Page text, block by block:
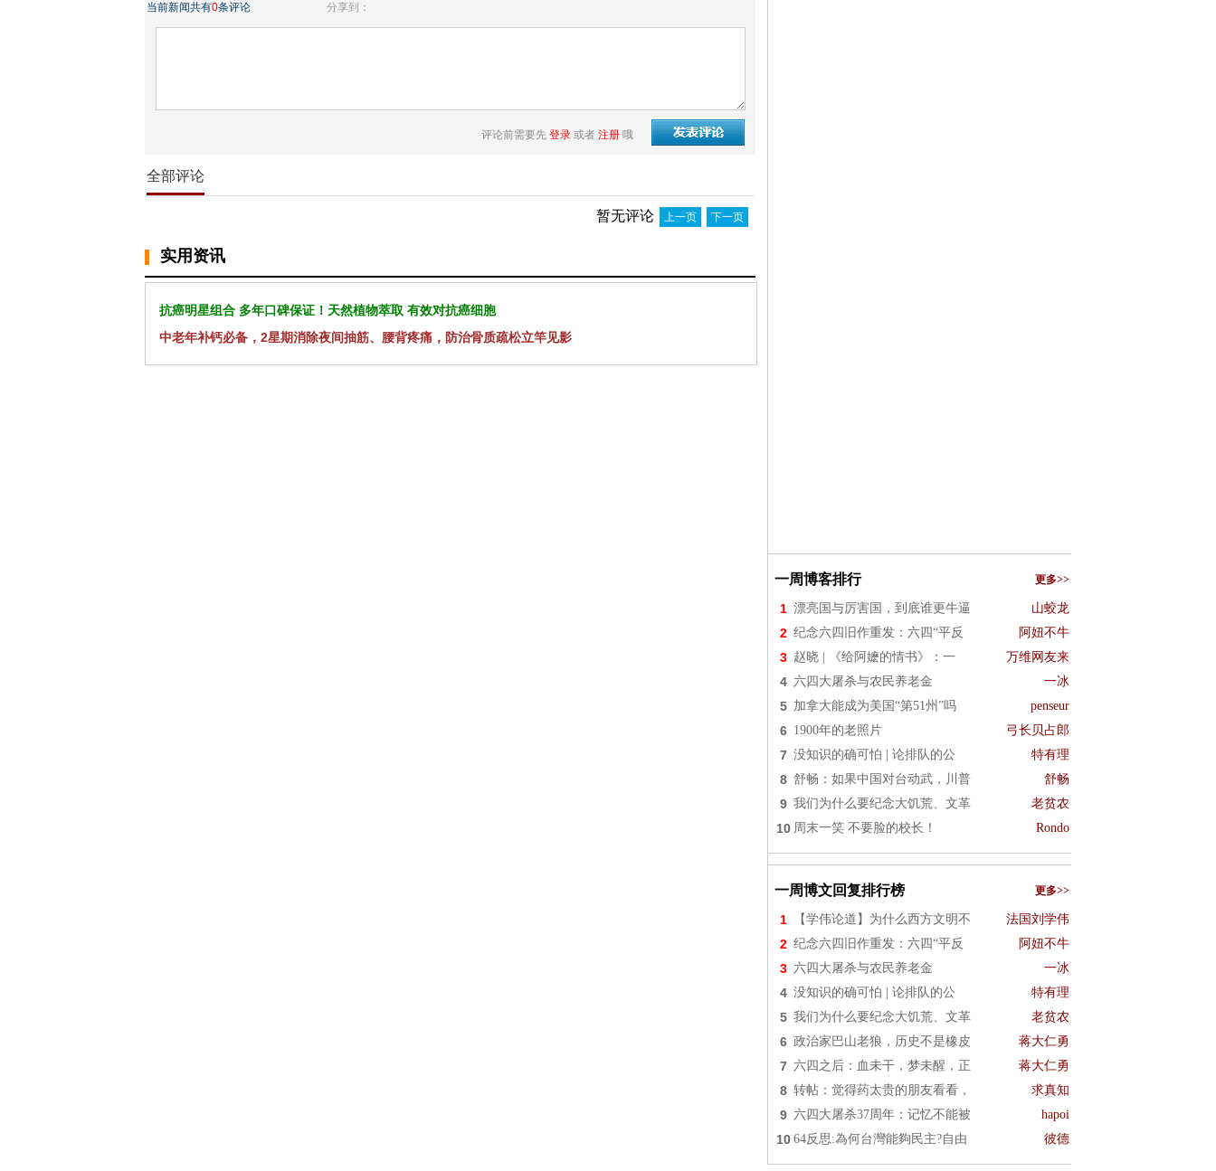
当前新闻共有0条评论 分享到：
评论前需要先 登录 或者 注册 哦
全部评论
暂无评论 上一页 下一页
实用资讯
抗癌明星组合 多年口碑保证！天然植物萃取 有效对抗癌细胞
中老年补钙必备，2星期消除夜间抽筋、腰背疼痛，防治骨质疏松立竿见影
一周博客排行 更多>>
1 漂亮国与厉害国，到底谁更牛逼 山蛟龙
2 纪念六四旧作重发：六四“平反 阿妞不牛
3 赵晓 | 《给阿嬷的情书》：一 万维网友来
4 六四大屠杀与农民养老金 一冰
5 加拿大能成为美国“第51州”吗 penseur
6 1900年的老照片 弓长贝占郎
7 没知识的确可怕 | 论排队的公 特有理
8 舒畅：如果中国对台动武，川普 舒畅
9 我们为什么要纪念大饥荒、文革 老贫农
10 周末一笑 不要脸的校长！ Rondo
一周博文回复排行榜 更多>>
1 【学伟论道】为什么西方文明不 法国刘学伟
2 纪念六四旧作重发：六四“平反 阿妞不牛
3 六四大屠杀与农民养老金 一冰
4 没知识的确可怕 | 论排队的公 特有理
5 我们为什么要纪念大饥荒、文革 老贫农
6 政治家巴山老狼，历史不是橡皮 蒋大仁勇
7 六四之后：血未干，梦未醒，正 蒋大仁勇
8 转帖：觉得药太贵的朋友看看， 求真知
9 六四大屠杀37周年：记忆不能被 hapoi
10 64反思:為何台灣能夠民主?自由 彼德